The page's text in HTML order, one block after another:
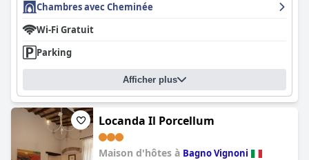
Chambres avec Cheminée
Wi-Fi Gratuit
Parking
Afficher plus
Locanda Il Porcellum
Maison d'hôtes à Bagno Vignoni